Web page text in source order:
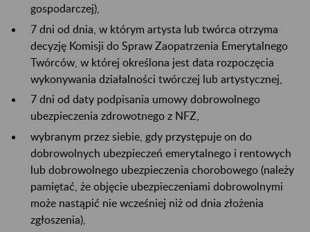
gospodarczej),
7 dni od dnia, w którym artysta lub twórca otrzyma
decyzję Komisji do Spraw Zaopatrzenia Emerytalnego
Twórców, w której określona jest data rozpoczęcia
wykonywania działalności twórczej lub artystycznej,
7 dni od daty podpisania umowy dobrowolnego
ubezpieczenia zdrowotnego z NFZ,
wybranym przez siebie, gdy przystępuje on do
dobrowolnych ubezpieczeń emerytalnego i rentowych
lub dobrowolnego ubezpieczenia chorobowego (należy
pamiętać, że objęcie ubezpieczeniami dobrowolnymi
może nastąpić nie wcześniej niż od dnia złożenia
zgłoszenia),